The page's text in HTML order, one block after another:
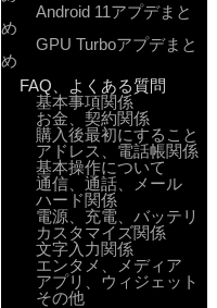
Android 11アプデまと
め
GPU Turboアプデまと
め
FAQ、よくある質問
基本事項関係
お金、契約関係
購入後最初にすること
アドレス、電話帳関係
基本操作について
通信、通話、メール
ハード関係
電源、充電、バッテリ
カスタマイズ関係
文字入力関係
エンタメ、メディア
アプリ、ウィジェット
その他